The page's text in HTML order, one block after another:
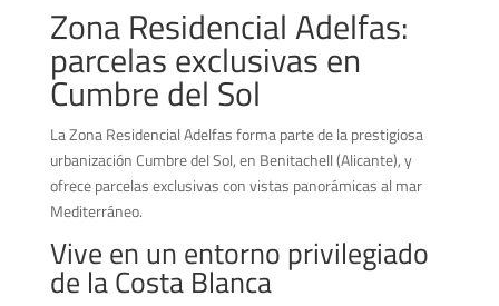
Zona Residencial Adelfas:
parcelas exclusivas en
Cumbre del Sol
La Zona Residencial Adelfas forma parte de la prestigiosa
urbanización Cumbre del Sol, en Benitachell (Alicante), y
ofrece parcelas exclusivas con vistas panorámicas al mar
Mediterráneo.
Vive en un entorno privilegiado
de la Costa Blanca